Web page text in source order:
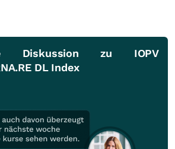
Diskussion zu IOPV
DL Index